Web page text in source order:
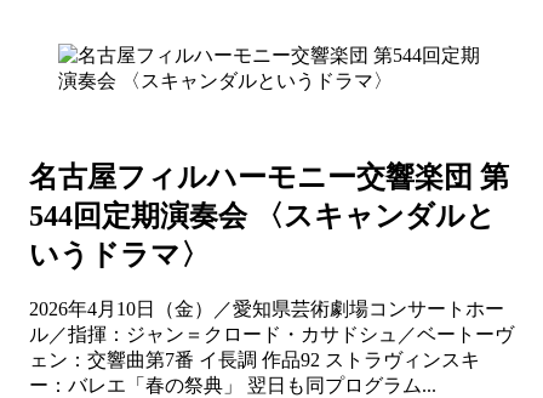
名古屋フィルハーモニー交響楽団 第
544回定期演奏会 〈スキャンダルと
いうドラマ〉
2026年4月10日（金）／愛知県芸術劇場コンサートホー
ル／指揮：ジャン＝クロード・カサドシュ／ベートーヴ
ェン：交響曲第7番 イ長調 作品92 ストラヴィンスキ
ー：バレエ「春の祭典」 翌日も同プログラム...